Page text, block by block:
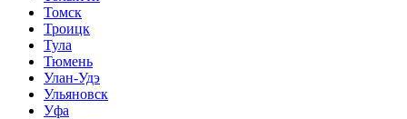
Томск
Троицк
Тула
Тюмень
Улан-Удэ
Ульяновск
Уфа